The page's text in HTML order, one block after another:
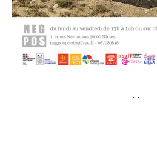
Prénom
Statut / Organisation
Adresse email*
…